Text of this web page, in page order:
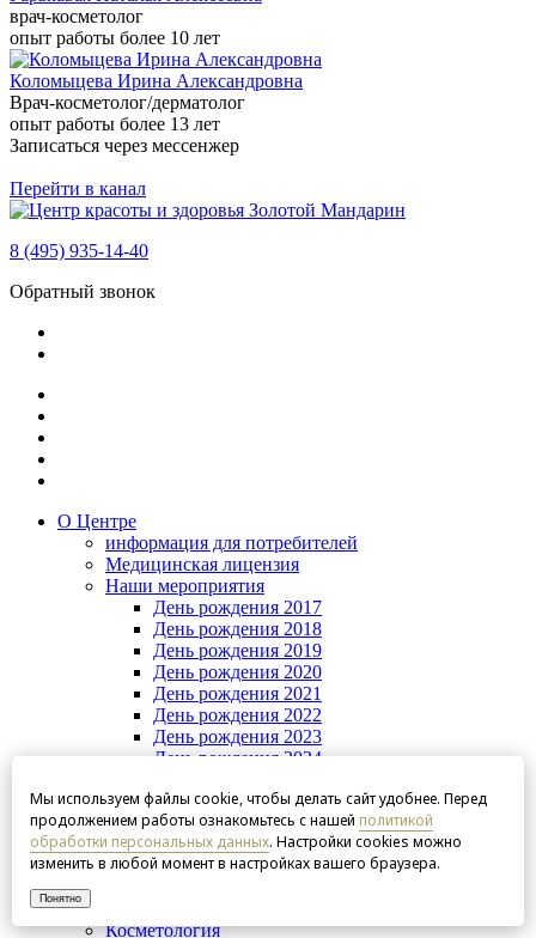
врач-косметолог
опыт работы более 10 лет
Коломыцева Ирина Александровна
Врач-косметолог/дерматолог
опыт работы более 13 лет
Записаться через мессенжер
Перейти в канал
8 (495) 935-14-40
Обратный звонок
О Центре
информация для потребителей
Медицинская лицензия
Наши мероприятия
День рождения 2017
День рождения 2018
День рождения 2019
День рождения 2020
День рождения 2021
День рождения 2022
День рождения 2023
День рождения 2024
Галерея
Интерьеры Центра
Подарочные сертификаты
Часто задаваемые вопросы
Услуги
Косметология
Мы используем файлы cookie, чтобы делать сайт удобнее. Перед
продолжением работы ознакомьтесь с нашей политикой
обработки персональных данных. Настройки cookies можно
изменить в любой момент в настройках вашего браузера.
Понятно